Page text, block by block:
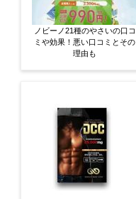
ノビーノ21種のやさいの口コ
ミや効果！悪い口コミとその
理由も